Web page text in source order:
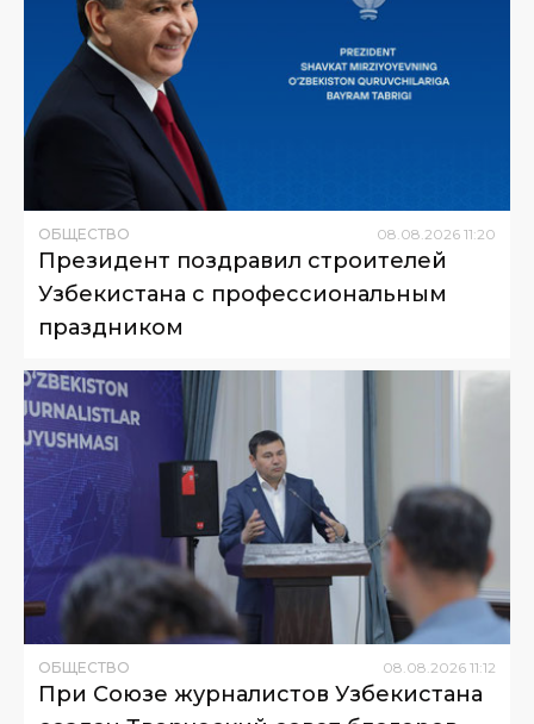
ОБЩЕСТВО 08.08.2026 11:20
Президент поздравил строителей
Узбекистана с профессиональным
праздником
ОБЩЕСТВО 08 08 2026 11:12
При Союзе журналистов Узбекистана